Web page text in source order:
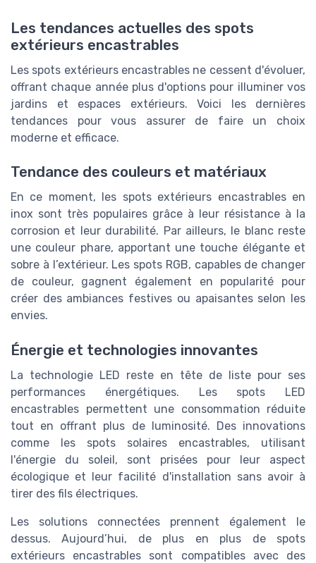
Les tendances actuelles des spots
extérieurs encastrables
Les spots extérieurs encastrables ne cessent d'évoluer,
offrant chaque année plus d'options pour illuminer vos
jardins et espaces extérieurs. Voici les dernières
tendances pour vous assurer de faire un choix
moderne et efficace.
Tendance des couleurs et matériaux
En ce moment, les spots extérieurs encastrables en
inox sont très populaires grâce à leur résistance à la
corrosion et leur durabilité. Par ailleurs, le blanc reste
une couleur phare, apportant une touche élégante et
sobre à l’extérieur. Les spots RGB, capables de changer
de couleur, gagnent également en popularité pour
créer des ambiances festives ou apaisantes selon les
envies.
Énergie et technologies innovantes
La technologie LED reste en tête de liste pour ses
performances énergétiques. Les spots LED
encastrables permettent une consommation réduite
tout en offrant plus de luminosité. Des innovations
comme les spots solaires encastrables, utilisant
l'énergie du soleil, sont prisées pour leur aspect
écologique et leur facilité d'installation sans avoir à
tirer des fils électriques.
Les solutions connectées prennent également le
dessus. Aujourd’hui, de plus en plus de spots
extérieurs encastrables sont compatibles avec des